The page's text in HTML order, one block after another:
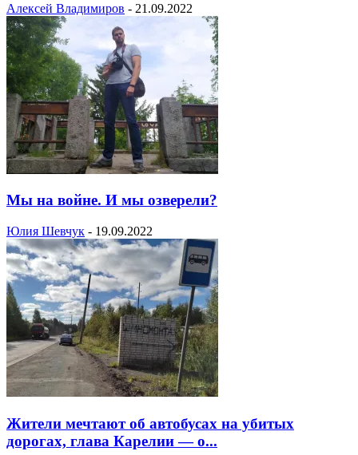
Алексей Владимиров - 21.09.2022
Мы на войне. И мы озверели?
Юлия Шевчук - 19.09.2022
Жители мечтают об автобусах на убитых
дорогах, глава Карелии — о...